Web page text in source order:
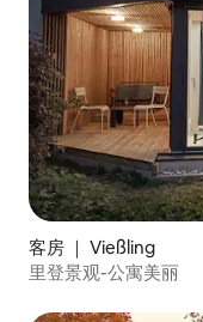
客房 ｜ Vießling
里登景观-公寓美丽